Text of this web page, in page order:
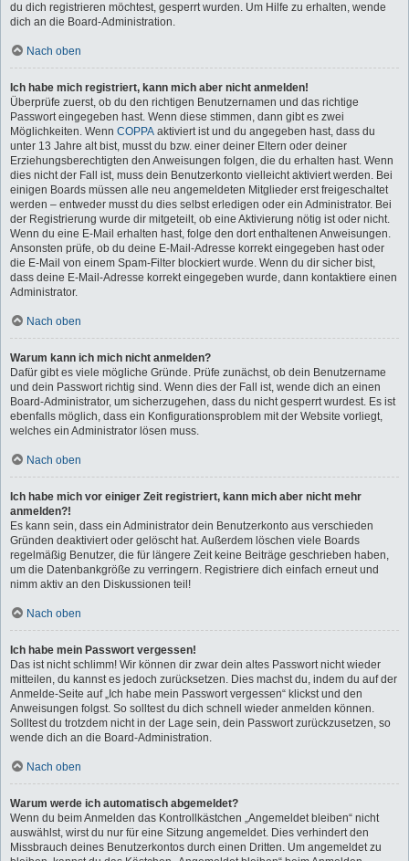
du dich registrieren möchtest, gesperrt wurden. Um Hilfe zu erhalten, wende
dich an die Board-Administration.
Nach oben
Ich habe mich registriert, kann mich aber nicht anmelden!
Überprüfe zuerst, ob du den richtigen Benutzernamen und das richtige
Passwort eingegeben hast. Wenn diese stimmen, dann gibt es zwei
Möglichkeiten. Wenn COPPA aktiviert ist und du angegeben hast, dass du
unter 13 Jahre alt bist, musst du bzw. einer deiner Eltern oder deiner
Erziehungsberechtigten den Anweisungen folgen, die du erhalten hast. Wenn
dies nicht der Fall ist, muss dein Benutzerkonto vielleicht aktiviert werden. Bei
einigen Boards müssen alle neu angemeldeten Mitglieder erst freigeschaltet
werden – entweder musst du dies selbst erledigen oder ein Administrator. Bei
der Registrierung wurde dir mitgeteilt, ob eine Aktivierung nötig ist oder nicht.
Wenn du eine E-Mail erhalten hast, folge den dort enthaltenen Anweisungen.
Ansonsten prüfe, ob du deine E-Mail-Adresse korrekt eingegeben hast oder
die E-Mail von einem Spam-Filter blockiert wurde. Wenn du dir sicher bist,
dass deine E-Mail-Adresse korrekt eingegeben wurde, dann kontaktiere einen
Administrator.
Nach oben
Warum kann ich mich nicht anmelden?
Dafür gibt es viele mögliche Gründe. Prüfe zunächst, ob dein Benutzername
und dein Passwort richtig sind. Wenn dies der Fall ist, wende dich an einen
Board-Administrator, um sicherzugehen, dass du nicht gesperrt wurdest. Es ist
ebenfalls möglich, dass ein Konfigurationsproblem mit der Website vorliegt,
welches ein Administrator lösen muss.
Nach oben
Ich habe mich vor einiger Zeit registriert, kann mich aber nicht mehr
anmelden?!
Es kann sein, dass ein Administrator dein Benutzerkonto aus verschieden
Gründen deaktiviert oder gelöscht hat. Außerdem löschen viele Boards
regelmäßig Benutzer, die für längere Zeit keine Beiträge geschrieben haben,
um die Datenbankgröße zu verringern. Registriere dich einfach erneut und
nimm aktiv an den Diskussionen teil!
Nach oben
Ich habe mein Passwort vergessen!
Das ist nicht schlimm! Wir können dir zwar dein altes Passwort nicht wieder
mitteilen, du kannst es jedoch zurücksetzen. Dies machst du, indem du auf der
Anmelde-Seite auf „Ich habe mein Passwort vergessen“ klickst und den
Anweisungen folgst. So solltest du dich schnell wieder anmelden können.
Solltest du trotzdem nicht in der Lage sein, dein Passwort zurückzusetzen, so
wende dich an die Board-Administration.
Nach oben
Warum werde ich automatisch abgemeldet?
Wenn du beim Anmelden das Kontrollkästchen „Angemeldet bleiben“ nicht
auswählst, wirst du nur für eine Sitzung angemeldet. Dies verhindert den
Missbrauch deines Benutzerkontos durch einen Dritten. Um angemeldet zu